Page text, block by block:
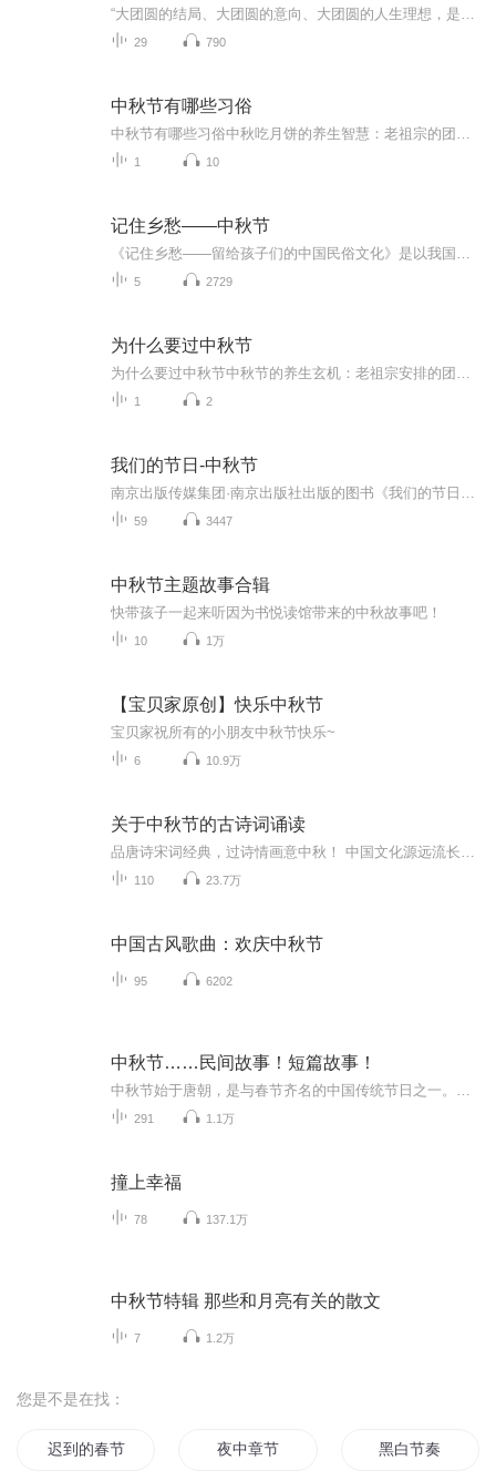
29 790
中秋节有哪些习俗
1 10
记住乡愁——中秋节
5 2729
为什么要过中秋节
1 2
我们的节日-中秋节
59 3447
中秋节主题故事合辑
快带孩子一起来听因为书悦读馆带来的中秋故事吧！
10 1万
【宝贝家原创】快乐中秋节
宝贝家祝所有的小朋友中秋节快乐~
6 10.9万
关于中秋节的古诗词诵读
110 23.7万
中国古风歌曲：欢庆中秋节
95 6202
中秋节……民间故事！短篇故事！
291 1.1万
撞上幸福
78 137.1万
中秋节特辑 那些和月亮有关的散文
7 1.2万
您是不是在找：
迟到的春节 夜中章节 黑白节奏